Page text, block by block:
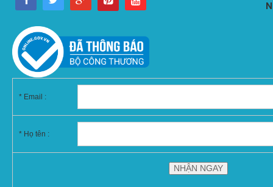
* Email :
* Họ tên :